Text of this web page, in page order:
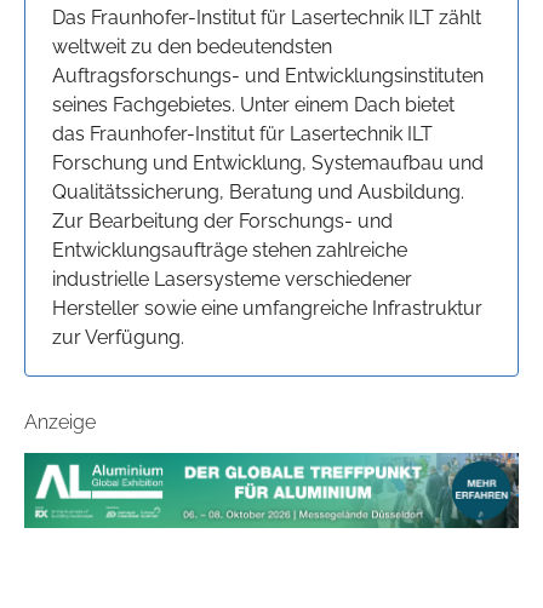
Das Fraunhofer-Institut für Lasertechnik ILT zählt
weltweit zu den bedeutendsten
Auftragsforschungs- und Entwicklungsinstituten
seines Fachgebietes. Unter einem Dach bietet
das Fraunhofer-Institut für Lasertechnik ILT
Forschung und Entwicklung, Systemaufbau und
Qualitätssicherung, Beratung und Ausbildung.
Zur Bearbeitung der Forschungs- und
Entwicklungsaufträge stehen zahlreiche
industrielle Lasersysteme verschiedener
Hersteller sowie eine umfangreiche Infrastruktur
zur Verfügung.
Anzeige